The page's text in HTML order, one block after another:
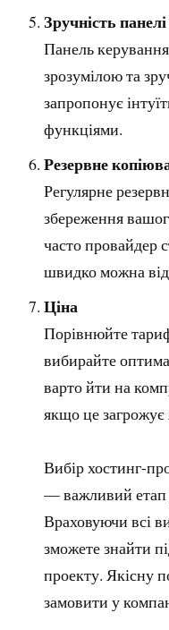
Зручність
Панель
зрозумілою та
запропонує
функціями.
Резервне
Регулярне
збереження
часто провайдер
швидко можна
Ціна
Порівнюйте
вибирайте
варто йти на
якщо це загрожує
Вибір хостинг-
— важливий етап
Враховуючи всі
зможете знайти
проекту. Якісну
замовити у